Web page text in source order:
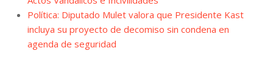
Política: Diputado Mulet valora que Presidente Kast
incluya su proyecto de decomiso sin condena en
agenda de seguridad